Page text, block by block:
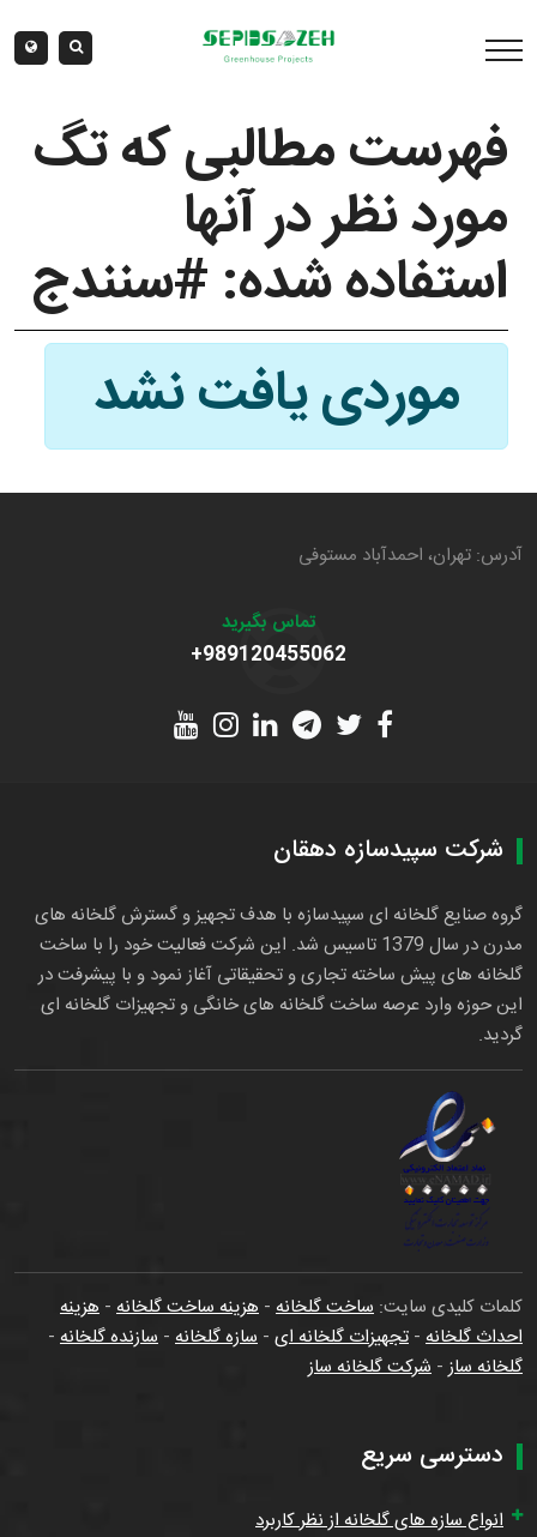
فهرست مطالبی که تگ
مورد نظر در آنها
استفاده شده: #سنندج
موردی یافت نشد
آدرس: تهران، احمدآباد مستوفی
تماس بگیرید
+989120455062
شرکت سپیدسازه دهقان
گروه صنایع گلخانه ای سپیدسازه با هدف تجهیز و گسترش گلخانه های
مدرن در سال 1379 تاسیس شد. این شرکت فعالیت خود را با ساخت
گلخانه های پیش ساخته تجاری و تحقیقاتی آغاز نمود و با پیشرفت در
این حوزه وارد عرصه ساخت گلخانه های خانگی و تجهیزات گلخانه ای
گردید.
کلمات کلیدی سایت: ساخت گلخانه - هزینه ساخت گلخانه - هزینه
احداث گلخانه - تجهیزات گلخانه ای - سازه گلخانه - سازنده گلخانه -
گلخانه ساز- شرکت گلخانه ساز
دسترسی سریع
انواع سازه های گلخانه از نظر کاربرد